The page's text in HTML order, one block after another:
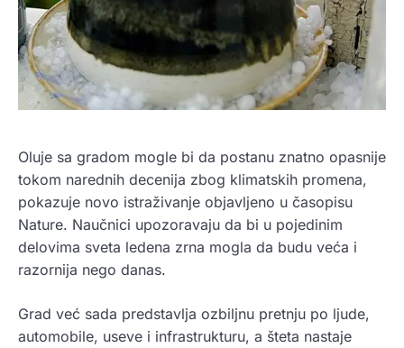
Oluje sa gradom mogle bi da postanu znatno opasnije
tokom narednih decenija zbog klimatskih promena,
pokazuje novo istraživanje objavljeno u časopisu
Nature. Naučnici upozoravaju da bi u pojedinim
delovima sveta ledena zrna mogla da budu veća i
razornija nego danas.
Grad već sada predstavlja ozbiljnu pretnju po ljude,
automobile, useve i infrastrukturu, a šteta nastaje